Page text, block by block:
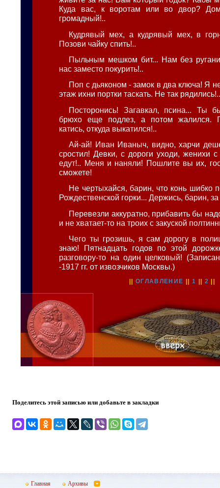
Куда вас, к воротам или во двор?
громадный!..
Кудрявый мех, а кудрявый мех, в
Позови чайку спить!..
Пыльным мешком бит... Нам без ругани
нас заместо покурить!..
Поп с дьяконом - замок в два ключа! Я
этаж ихни портки таскать. Не так
Посторонись! Загавкал, псина... Ты
брюхо еще подлез, а потом жалился.
катись, откуда выкатился!..
Ай-ай! Иван Иваныч, видно, харчи
сростил! Девки, с дороги уходи, женихи
едут!.. Меня и наняли! Пошлите вы их,
сможете!
Не чертыхайся, барин, что конь шибко
Рождественской горки... Держись, барин, за
Перевезли аккуратно, прибавить бы
и не хватает-то на троих с закуской
Чего ты грозишь, я сам дорогу в
знаю! Пятнадцать годов по этой
разговору-то на один целковый!
-1917 гг. от извозчиков Москвы.)
||ОГЛАВЛЕНИЕ 1 2
Поделитесь этой записью или добавьте в закладки
Главная Архивы